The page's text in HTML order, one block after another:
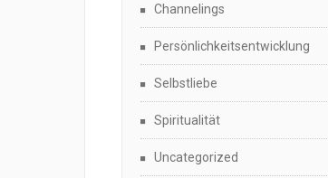
Channelings
Persönlichkeitsentwicklung
Selbstliebe
Spiritualität
Uncategorized